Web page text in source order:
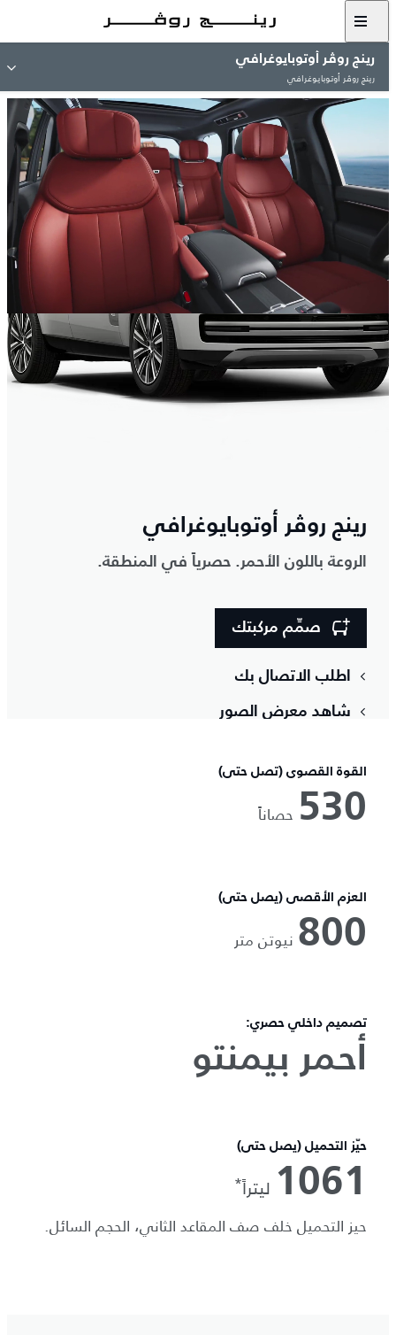
رينج روڤر أوتوبايوغرافي
رينج روڤر أوتوبايوغرافي
رينج روڤر أوتوبايوغرافي
الروعة باللون الأحمر. حصرياً في المنطقة.
صمِّم مركبتك
اطلب الاتصال بك
شاهد معرض الصور
القوة القصوى (تصل حتى)
530 حصاناً
العزم الأقصى (يصل حتى)
800 نيوتن متر
تصميم داخلي حصري:
أحمر بيمنتو
حيّز التحميل (يصل حتى)
1061 ليتراً*
حيز التحميل خلف صف المقاعد الثاني، الحجم السائل.